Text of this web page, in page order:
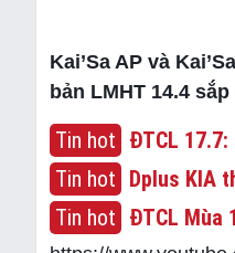
Kai’Sa AP và
bản LMHT 14.4
Tin hot ĐTCL
Tin hot Dplus KIA
Tin hot ĐTCL Mùa